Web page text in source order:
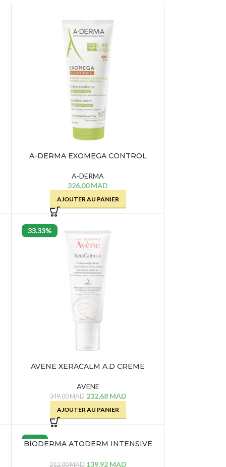
A-DERMA EXOMEGA CONTROL
A-DERMA
326,00MAD
AJOUTER AU PANIER
33.33%
AVENE XERACALM A.D CREME
AVENE
349,00MAD 232,68 MAD
AJOUTER AU PANIER
34%
BIODERMA ATODERM INTENSIVE
212,00MAD 139,92 MAD